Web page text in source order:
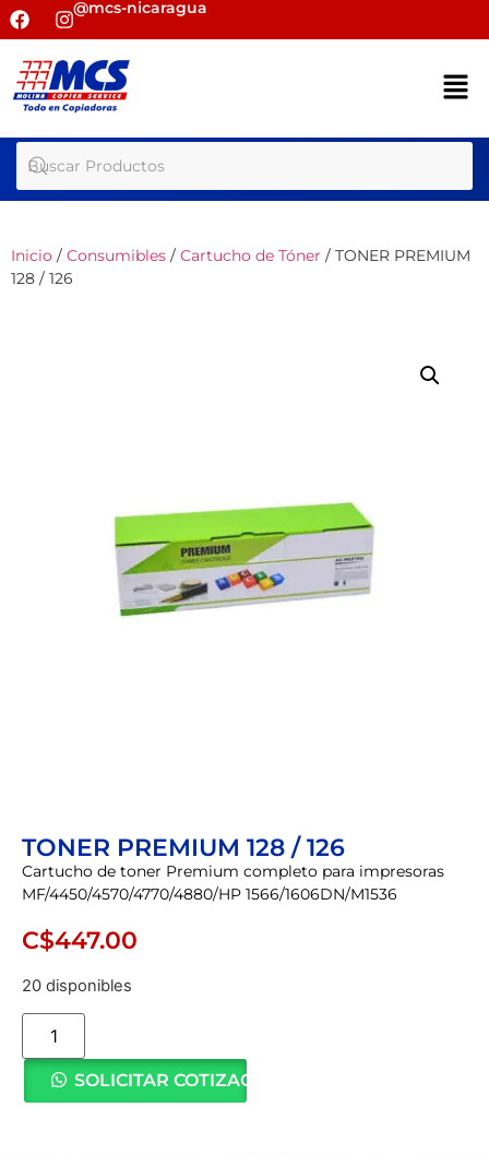
@mcs-nicaragua
Inicio / Consumibles / Cartucho de Tóner / TONER PREMIUM
128 / 126
TONER PREMIUM 128 / 126
Cartucho de toner Premium completo para impresoras
MF/4450/4570/4770/4880/HP 1566/1606DN/M1536
C$447.00
20 disponibles
SOLICITAR COTIZACIÓN